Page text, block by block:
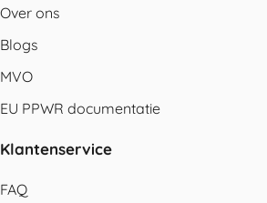
Over ons
Blogs
MVO
EU PPWR documentatie
Klantenservice
FAQ